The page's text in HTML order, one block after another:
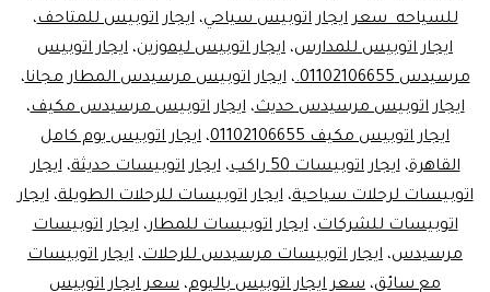
مصر
للسياحه سعر ايجار اتوبيس سياحي،ايجار اتوبيس للمتاحف،
ايجار اتوبيس للمدارس، ايجار اتوبيس ليموزين، ايجار اتوبيس
مرسيدس 01102106655.
،ايجار اتوبيس مرسيدس المطار مجانا،
ايجار اتوبيس مرسيدس حديث،ايجار اتوبيس مرسيدس مكيف،
ايجار اتوبيس مكيف 01102106655
، ايجار اتوبيس يوم كامل
القاهرة،ايجار اتوبيسات 50 راكب ،ايجار اتوبيسات حديثة،ايجار
اتوبيسات لرحلات سياحية،ايجار اتوبيسات للرحلات الطويلة،ايجار
اتوبيسات للشركات،ايجار اتوبيسات للمطار،ايجار اتوبيسات
مرسيدس، ايجار اتوبيسات مرسيدس للرحلات، ايجار اتوبيسات
مع سائق، سعر ايجار اتوبيس باليوم، سعر ايجار اتوبيس